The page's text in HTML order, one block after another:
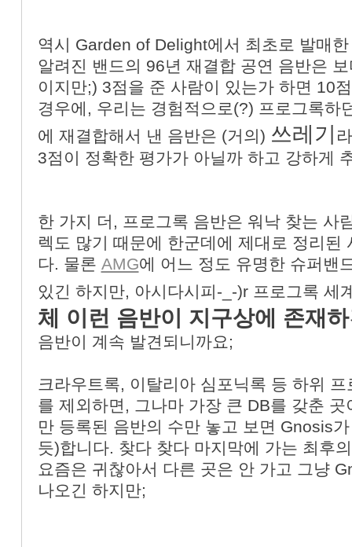
역시 Garden of Delight에서 최초로 발매
알려진 밴드의 96년 재결합 공연 음반은
이지만;) 3점을 준 사람이 있는가 하면 10
경우에, 우리는 경험적으로(?) 프로그록하
에 재결합해서 낸 음반은 (거의) 쓰레기
3점이 정확한 평가가 아닐까 하고 강하게
한 가지 더, 프로그록 음반은 워낙 찾는 사
렉도 많기 때문에 한군데에 제대로 정리된
다. 물론 AMG에 어느 정도 유명한 슈퍼밴
있긴 하지만, 아시다시피-_-)r 프로그록 세
체 이런 음반이 지구상에 존재
음반이 계속 발견되니까요;
크라우트록, 이탈리아 심포닉록 등 하위
를 제외하면, 그나마 가장 큰 DB를 갖춘
만 등록된 음반의 수만 놓고 보면 Gnosis
듯)합니다. 찾다 찾다 마지막에 가는 최후
요즘은 귀찮아서 다른 곳은 안 가고 그냥
나오긴 하지만;